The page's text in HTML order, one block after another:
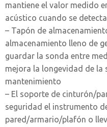
mantiene el valor medido
acústico cuando se
– Tapón de
almacenamiento lleno de
guardar la sonda entre
mejora la longevidad de la
mantenimiento
– El soporte de cinturón/
seguridad el instrumento
pared/armario/plafón o